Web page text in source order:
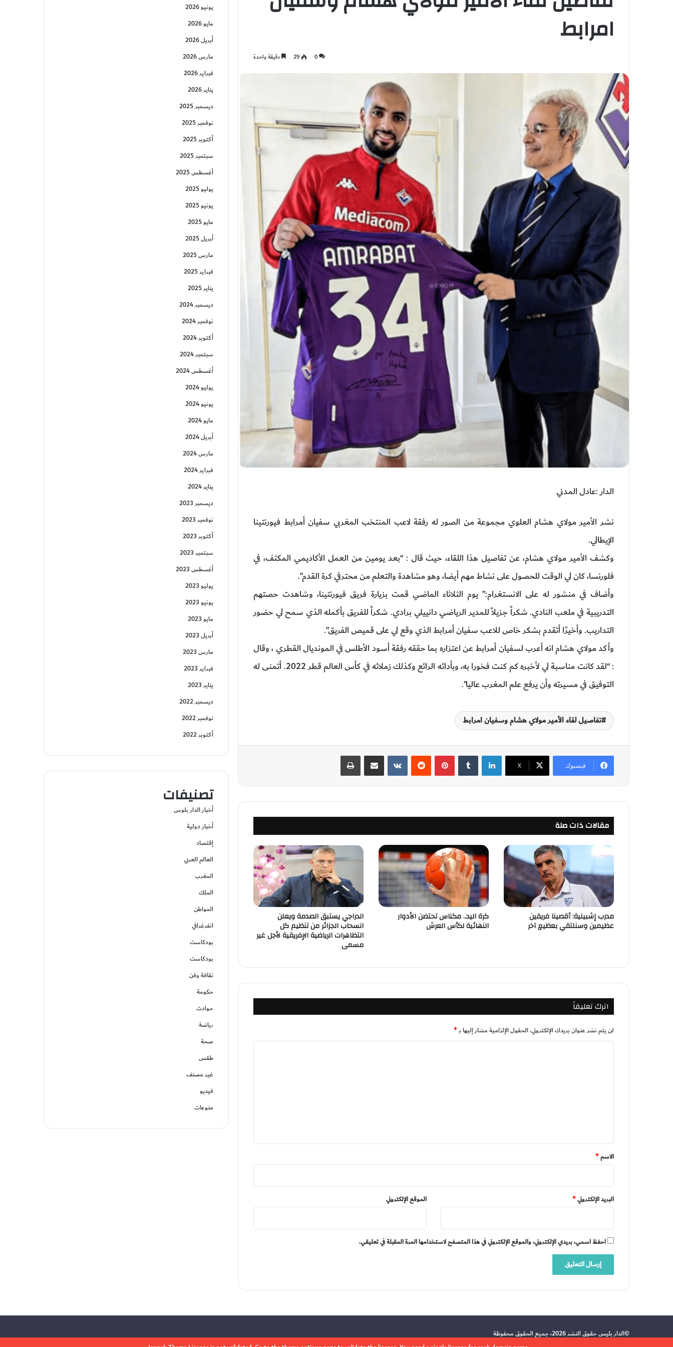
امرابط
0
29 دقيقة واحدة
الدار :عادل المدني
نشر الأمير مولاي هشام العلوي مجموعة من الصور له رفقة لاعب المنتخب المغربي سفيان أمرابط فيورنتينا
الإيطالي.
وكشف الأمير مولاي هشام، عن تفاصيل هذا اللقاء، حيث قال : “بعد يومين من العمل الأكاديمي المكثف، في
فلورنسا، كان لي الوقت للحصول على نشاط مهم أيضا، وهو مشاهدة والتعلم من محترفي كرة القدم”.
وأضاف في منشور له على الانستغرام:” يوم الثلاثاء الماضي قمت بزيارة فريق فيورنتينا، وشاهدت حصتهم
التدريبية في ملعب النادي. شكراً جزيلاً للمدير الرياضي دانييلي برادي. شكراً للفريق بأكمله الذي سمح لي حضور
التداريب. وأخيرًا أتقدم بشكر خاص للاعب سفيان أمرابط الذي وقع لي على قميص الفريق”.
وأكد مولاي هشام انه أعرب لسفيان أمرابط عن اعتزاره بما حققه رفقة أسود الأطلس في المونديال القطري ، وقال
: “لقد كانت مناسبة لي لأخبره كم كنت فخورا به، وبأدائه الرائع وكذلك زملائه في كأس العالم قطر 2022. أتمنى له
التوفيق في مسيرته وأن يرفع علم المغرب عاليا”.
تفاصيل لقاء الأمير مولاي هشام وسفيان امرابط
فيسبوك ‫X
لينكدإن بينتيريست
مقالات ذات صلة
مدرب إشبيلية: أقصينا فريقين
عظيمين وسنلتقي بعظيمٍ آخر
كرة اليد.. مكناس تحتضن الأدوار
النهائية لكأس العرش
الدراجي يستبق الصدمة ويعلن
انسحاب الجزائر من تنظيم كل
التظاهرات الرياضية الإفريقية لأجل غير
مسمى
اترك تعليقاً
لن يتم نشر عنوان بريدك الإلكتروني.الحقول الإلزامية مشار إليها بـ*
*
الاسم*
البريد الإلكتروني* الموقع الإلكتروني
احفظ اسمي، بريدي الإلكتروني، والموقع الإلكتروني في هذا المتصفح لاستخدامها المرة المقبلة في تعليقي.
يونيو 2026
مايو 2026
أبريل 2026
مارس 2026
فبراير 2026
يناير 2026
ديسمبر 2025
نوفمبر 2025
أكتوبر 2025
سبتمبر 2025
أغسطس 2025
يوليو 2025
يونيو 2025
مايو 2025
أبريل 2025
مارس 2025
فبراير 2025
يناير 2025
ديسمبر 2024
نوفمبر 2024
أكتوبر 2024
سبتمبر 2024
أغسطس 2024
يوليو 2024
يونيو 2024
مايو 2024
أبريل 2024
مارس 2024
فبراير 2024
يناير 2024
ديسمبر 2023
نوفمبر 2023
أكتوبر 2023
سبتمبر 2023
أغسطس 2023
يوليو 2023
يونيو 2023
مايو 2023
أبريل 2023
مارس 2023
فبراير 2023
يناير 2023
ديسمبر 2022
نوفمبر 2022
أكتوبر 2022
تصنيفات
أخبار الدار بلوس
أخبار دولية
إقتصاد
العالم العربي
المغرب
الملك
المواطن
انفرغرافي
بودكاست
بودكاست
ثقافة وفن
حكومة
حوادت
رياضة
صحة
طقس
غير مصنف
فيديو
منوعات
©الدار بليس حقوق النشر 2026، جميع الحقوق محفوظة